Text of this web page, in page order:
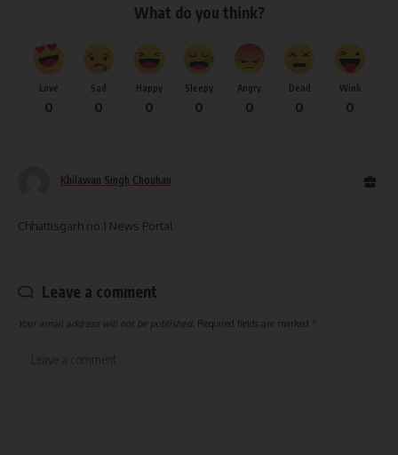
What do you think?
Love
0
Sad
0
Happy
0
Sleepy
0
Angry
0
Dead
0
Wink
0
Khilawan Singh Chouhan
Chhattisgarh no.1 News Portal
Leave a comment
Your email address will not be published. Required fields are marked *